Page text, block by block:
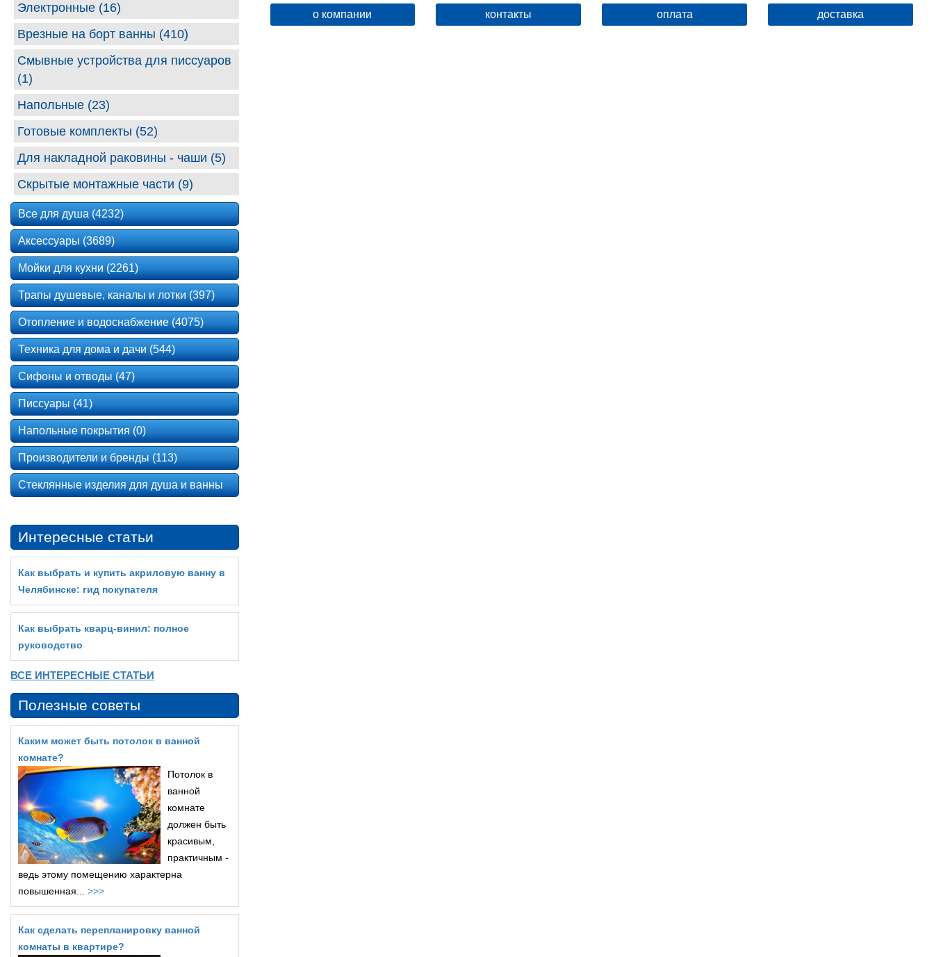
о компании контакты оплата доставка
Электронные (16)
Врезные на борт ванны (410)
Смывные устройства для писсуаров
(1)
Напольные (23)
Готовые комплекты (52)
Для накладной раковины - чаши (5)
Скрытые монтажные части (9)
Все для душа (4232)
Аксессуары (3689)
Мойки для кухни (2261)
Трапы душевые, каналы и лотки (397)
Отопление и водоснабжение (4075)
Техника для дома и дачи (544)
Сифоны и отводы (47)
Писсуары (41)
Напольные покрытия (0)
Производители и бренды (113)
Стеклянные изделия для душа и ванны
Интересные статьи
Как выбрать и купить акриловую ванну в
Челябинске: гид покупателя
Как выбрать кварц‑винил: полное
руководство
ВСЕ ИНТЕРЕСНЫЕ СТАТЬИ
Полезные советы
Каким может быть потолок в ванной
комнате?
Потолок в
ванной
комнате
должен быть
красивым,
практичным -
ведь этому помещению характерна
повышенная... >>>
Как сделать перепланировку ванной
комнаты в квартире?